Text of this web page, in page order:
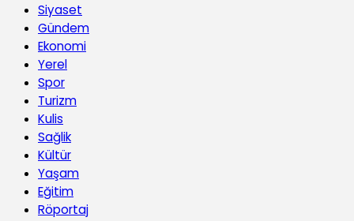
Siyaset
Gündem
Ekonomi
Yerel
Spor
Turizm
Kulis
Sağlik
Kültür
Yaşam
Eğitim
Röportaj